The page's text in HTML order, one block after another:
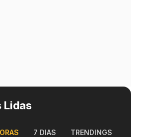
Lidas
7 DIAS TRENDINGS